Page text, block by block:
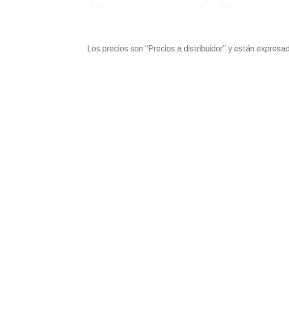
Los precios son “Precios a distribuidor” y están